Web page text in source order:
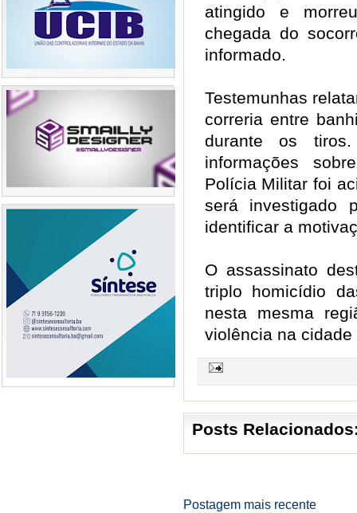
atingido e
chegada do
informado.
Testemunhas
correria entre
durante os
informações
Polícia Militar foi
será investigado
identificar a
O assassinato
triplo homicídio
nesta mesma
violência na cidade
Posts
Postagem mais recente